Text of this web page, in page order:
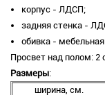
корпус - ЛДСП;
задняя стенка -
обивка -
Просвет над полом: 2
Размеры:
ширина, см.